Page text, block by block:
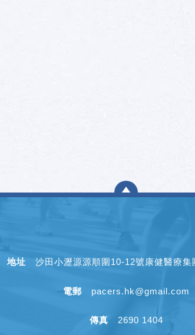
地址 沙田小瀝源源順圍10-12號康健醫療集
電郵 pacers.hk@gmail.com
傳真 2690 1404